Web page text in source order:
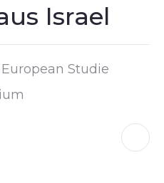
Israel
Studie